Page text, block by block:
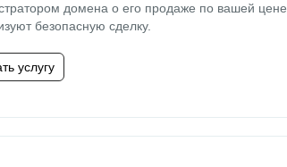
домена о его продаже по вашей цене
безопасную сделку.
услугу